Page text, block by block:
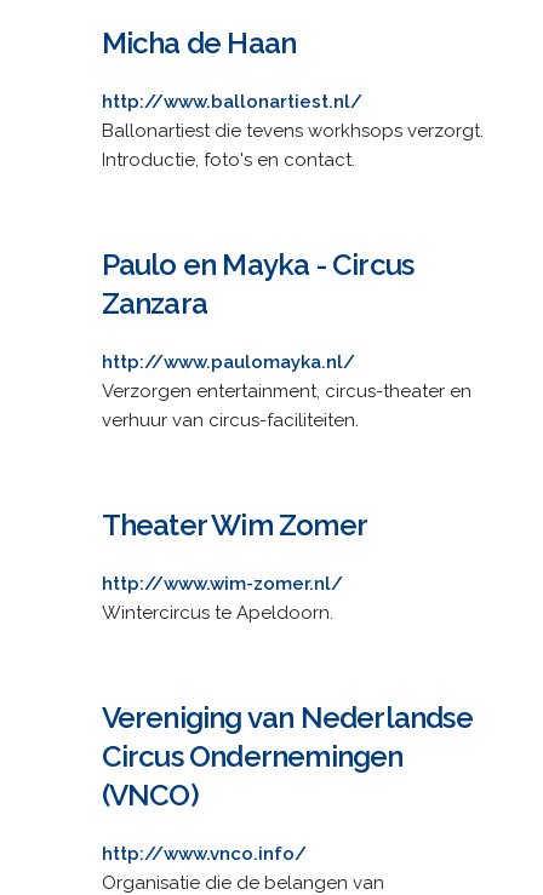
Micha de Haan
http://www.ballonartiest.nl/
Ballonartiest die tevens workhsops verzorgt.
Introductie, foto's en contact.
Paulo en Mayka - Circus
Zanzara
http://www.paulomayka.nl/
Verzorgen entertainment, circus-theater en
verhuur van circus-faciliteiten.
Theater Wim Zomer
http://www.wim-zomer.nl/
Wintercircus te Apeldoorn.
Vereniging van Nederlandse
Circus Ondernemingen
(VNCO)
http://www.vnco.info/
Organisatie die de belangen van